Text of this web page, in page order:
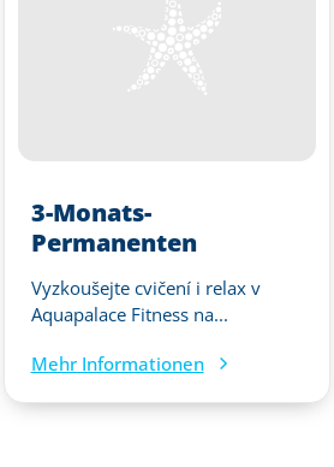
3-Monats-
Permanenten
Vyzkoušejte cvičení i relax v
Aquapalace Fitness na...
Mehr Informationen